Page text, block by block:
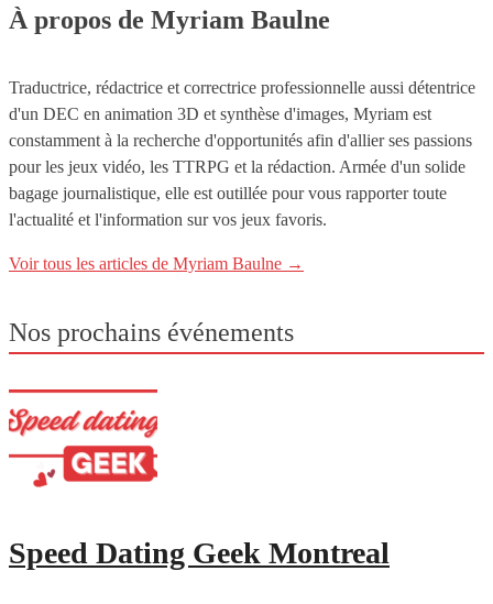
À propos de Myriam Baulne
Traductrice, rédactrice et correctrice professionnelle aussi détentrice
d'un DEC en animation 3D et synthèse d'images, Myriam est
constamment à la recherche d'opportunités afin d'allier ses passions
pour les jeux vidéo, les TTRPG et la rédaction. Armée d'un solide
bagage journalistique, elle est outillée pour vous rapporter toute
l'actualité et l'information sur vos jeux favoris.
Voir tous les articles de Myriam Baulne →
Nos prochains événements
Speed Dating Geek Montreal